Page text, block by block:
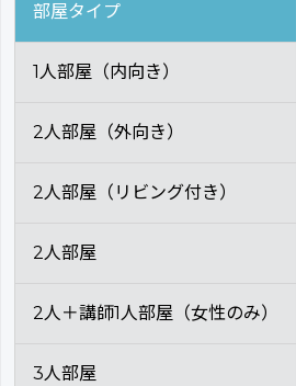
部屋タイプ
1人部屋（内向き）
2人部屋（外向き）
2人部屋（リビング付き）
2人部屋
2人＋講師1人部屋（女性のみ）
3人部屋